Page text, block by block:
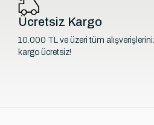
Ücretsiz Kargo
10.000 TL ve üzeri tüm
kargo ücretsiz!